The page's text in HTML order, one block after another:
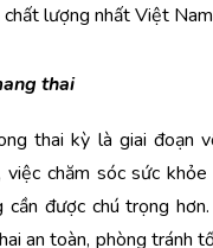
chất lượng nhất Việt Nam
thai
thai kỳ là giai đoạn
việc chăm sóc sức
cần được chú trọng
an toàn, phòng tránh